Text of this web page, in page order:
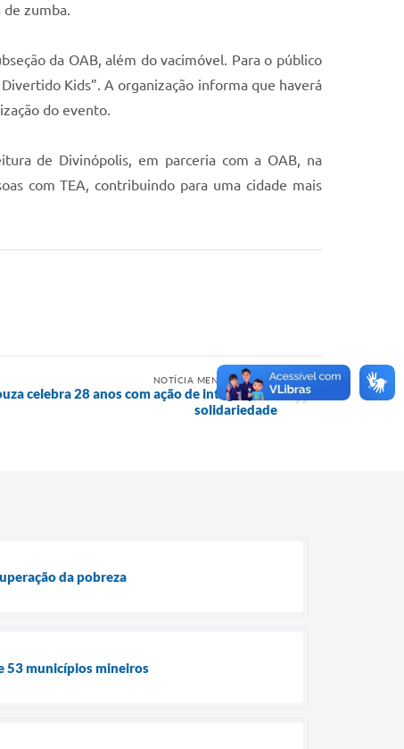
zumba.
da OAB, além do vacimóvel. Para o público
Kids”. A organização informa que haverá
do evento.
de Divinópolis, em parceria com a OAB, na
com TEA, contribuindo para uma cidade mais
NOTÍCIA MENOS RECENTE
celebra 28 anos com ação de integração e
solidariedade
da pobreza
53 municípios mineiros